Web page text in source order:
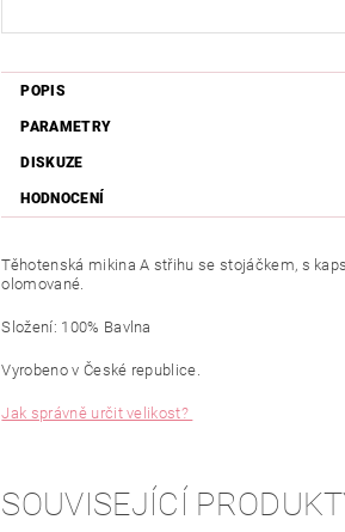
POPIS
PARAMETRY
DISKUZE
HODNOCENÍ
Těhotenská mikina A střihu se stojáčkem, s
olomované.
Složení: 100% Bavlna
Vyrobeno v České republice.
Jak správně určit velikost?
SOUVISEJÍCÍ